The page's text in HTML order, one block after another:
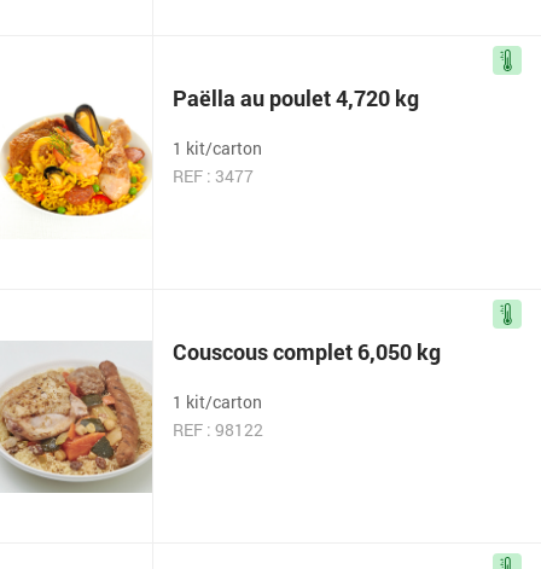
Paëlla au poulet 4,720 kg
1 kit/carton
REF : 3477
Couscous complet 6,050 kg
1 kit/carton
REF : 98122